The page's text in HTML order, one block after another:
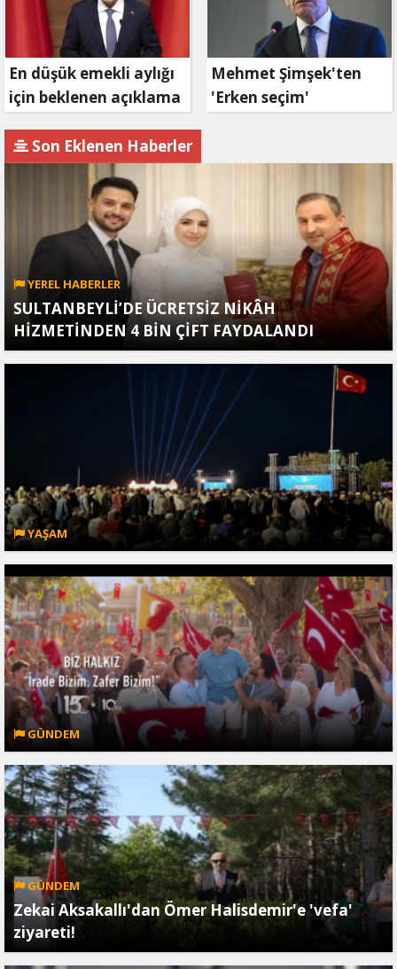
En düşük emekli aylığı
için beklenen açıklama
Mehmet Şimşek'ten
'Erken seçim'
Son Eklenen Haberler
YEREL HABERLER
SULTANBEYLİ’DE ÜCRETSİZ NİKÂH
HİZMETİNDEN 4 BİN ÇİFT FAYDALANDI
YAŞAM
GÜNDEM
GÜNDEM
Zekai Aksakallı'dan Ömer Halisdemir'e 'vefa'
ziyareti!